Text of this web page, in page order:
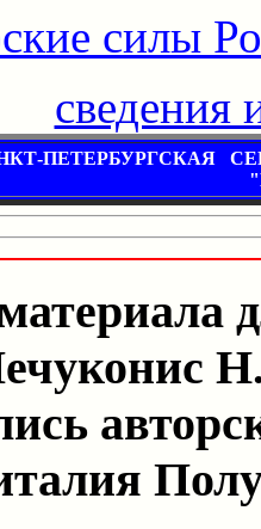
силы
сведения
ПЕТЕРБУРГСКАЯ